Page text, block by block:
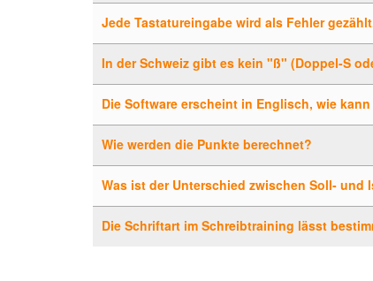
Jede Tastatureingabe wird als Fehler
In der Schweiz gibt es kein "ß" (Doppel-S
Die Software erscheint in Englisch, wie
Wie werden die Punkte berechnet?
Was ist der Unterschied zwischen Soll- und
Die Schriftart im Schreibtraining lässt